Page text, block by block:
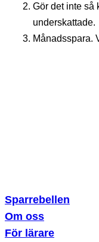
Gör det inte så
underskattade.
Månadsspara.
Sparrebellen
Om oss
För lärare